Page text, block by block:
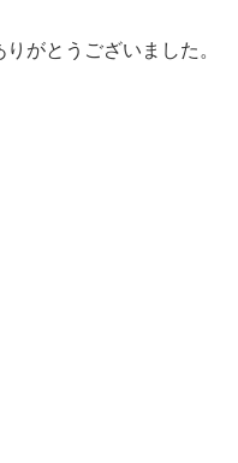
がとうございました。